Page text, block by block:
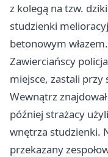
z kolegą na tzw.
studzienki
betonowym włazem.
Zawierciańscy
miejsce, zastali przy
Wewnątrz
później strażacy
wnętrza studzienki.
przekazany